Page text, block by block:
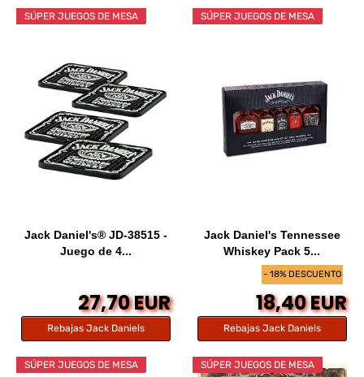
SÚPER JUEGOS DE MESA
Jack Daniel's® JD-38515 -
Juego de 4...
27,70 EUR
Rebajas Jack Daniels
- 18% DESCUENTO
SÚPER JUEGOS DE MESA
Jack Daniel's Tennessee
Whiskey Pack 5...
18,40 EUR
Rebajas Jack Daniels
SÚPER JUEGOS DE MESA SÚPER JUEGOS DE MESA